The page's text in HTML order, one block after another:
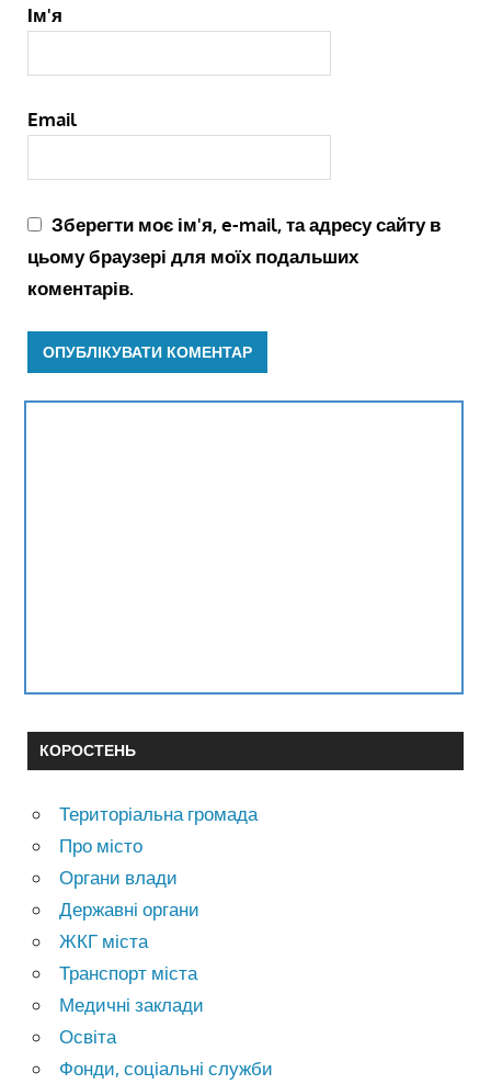
Ім'я
Email
Зберегти моє ім'я, e-mail, та адресу сайту в
цьому браузері для моїх подальших
коментарів.
КОРОСТЕНЬ
Територіальна громада
Про місто
Органи влади
Державні органи
ЖКГ міста
Транспорт міста
Медичні заклади
Освіта
Фонди, соціальні служби